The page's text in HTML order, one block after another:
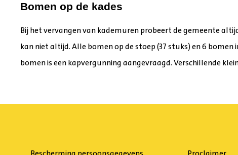
Bomen op de kades
Bij het vervangen van kademuren probeert de gemeente
kan niet altijd. Alle bomen op de stoep (37 stuks) en 6
bomen is een kapvergunning aangevraagd. Verschillende